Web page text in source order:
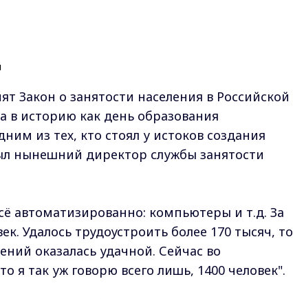
Закон о занятости населения в Российской
историю как день образования
из тех, кто стоял у истоков создания
нынешний директор службы занятости
автоматизированно: компьютеры и т.д. За
Удалось трудоустроить более 170 тысяч, то
оказалась удачной. Сейчас во
я так уж говорю всего лишь, 1400 человек".